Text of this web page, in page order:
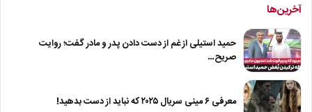
آخرین‌ها
حمید استیلی از غم از دست دادن پدر و مادر گفت؛ روایت
صریح…
معرفی ۶ مینی سریال ۲۰۲۵ که نباید از دست بدهید!